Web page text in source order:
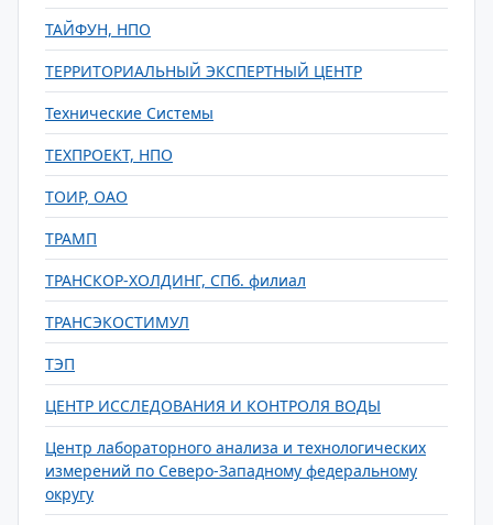
ТАЙФУН, НПО
ТЕРРИТОРИАЛЬНЫЙ ЭКСПЕРТНЫЙ ЦЕНТР
Технические Системы
ТЕХПРОЕКТ, НПО
ТОИР, ОАО
ТРАМП
ТРАНСКОР-ХОЛДИНГ, СПб. филиал
ТРАНСЭКОСТИМУЛ
ТЭП
ЦЕНТР ИССЛЕДОВАНИЯ И КОНТРОЛЯ ВОДЫ
Центр лабораторного анализа и технологических
измерений по Северо-Западному федеральному
округу